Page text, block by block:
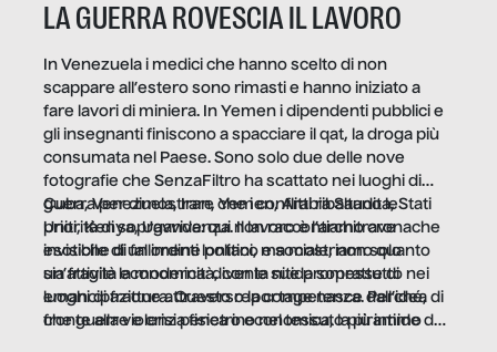
LA GUERRA ROVESCIA IL LAVORO
In Venezuela i medici che hanno scelto di non
scappare all’estero sono rimasti e hanno iniziato a
fare lavori di miniera. In Yemen i dipendenti pubblici e
gli insegnanti finiscono a spacciare il qat, la droga più
consumata nel Paese. Sono solo due delle nove
fotografie che SenzaFiltro ha scattato nei luoghi di
guerra per dimostrare che i conflitti ribaltano le
priorità di sopravvivenza. Il lavoro è l’architrave
invisibile di un ordine politico e sociale, non solo
un’attività economica: diventa nitida soprattutto nei
luoghi di frattura. Questo reportage nasce dall’idea
che guerre e crisi penetrino nel tessuto più intimo
Cuba, Venezuela, Iran, Yemen, Arabia Saudita, Stati
Uniti, Kenya, Uganda: qui non raccontiamo cronache
esotiche di fallimenti lontani, ma mostriamo quanto
sia fragile la modernità, con le sue promesse di
emancipazione attraverso la competenza. Perché, di
fronte alla violenza fisica o economica, la piramide del